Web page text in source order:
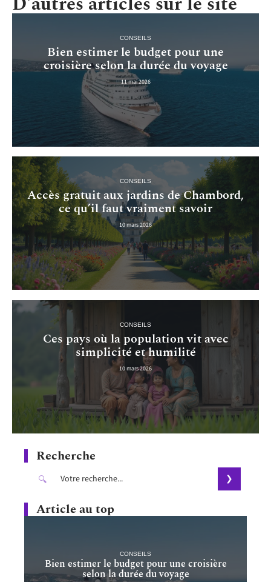
CONSEILS
Bien estimer le budget pour une
croisière selon la durée du voyage
11 mai 2026
CONSEILS
Accès gratuit aux jardins de Chambord,
ce qu’il faut vraiment savoir
10 mars 2026
CONSEILS
Ces pays où la population vit avec
simplicité et humilité
10 mars 2026
Recherche
Article au top
CONSEILS
Bien estimer le budget pour une croisière
selon la durée du voyage